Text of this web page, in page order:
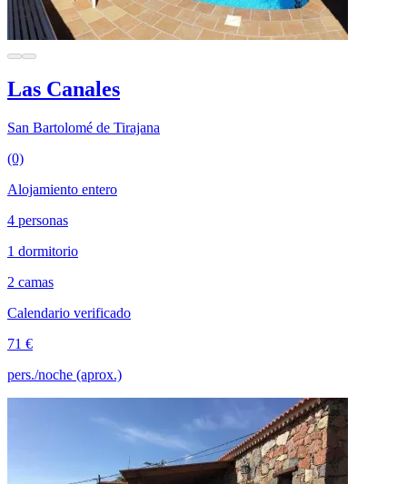
Las Canales
San Bartolomé de Tirajana
(0)
Alojamiento entero
4 personas
1 dormitorio
2 camas
Calendario verificado
71 €
pers./noche (aprox.)